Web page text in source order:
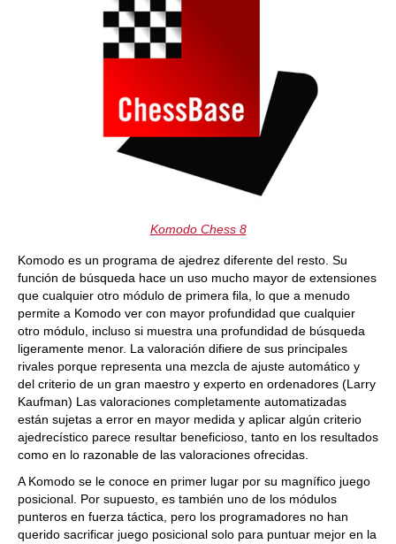
Komodo Chess 8
Komodo es un programa de ajedrez diferente del resto. Su
función de búsqueda hace un uso mucho mayor de extensiones
que cualquier otro módulo de primera fila, lo que a menudo
permite a Komodo ver con mayor profundidad que cualquier
otro módulo, incluso si muestra una profundidad de búsqueda
ligeramente menor. La valoración difiere de sus principales
rivales porque representa una mezcla de ajuste automático y
del criterio de un gran maestro y experto en ordenadores (Larry
Kaufman) Las valoraciones completamente automatizadas
están sujetas a error en mayor medida y aplicar algún criterio
ajedrecístico parece resultar beneficioso, tanto en los resultados
como en lo razonable de las valoraciones ofrecidas.
A Komodo se le conoce en primer lugar por su magnífico juego
posicional. Por supuesto, es también uno de los módulos
punteros en fuerza táctica, pero los programadores no han
querido sacrificar juego posicional solo para puntuar mejor en la